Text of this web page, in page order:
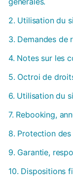
2. Utilisation du
3. Demandes de
4. Notes sur les
5. Octroi de
6. Utilisation du
7. Rebooking,
8. Protection des
9. Garantie,
10. Dispositions